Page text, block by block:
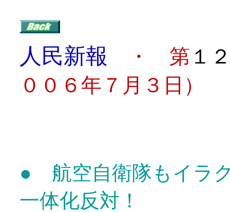
人民新報 ・ 第 １
００６年７月３日）
● 航空自衛隊もイラ
一体化反対！